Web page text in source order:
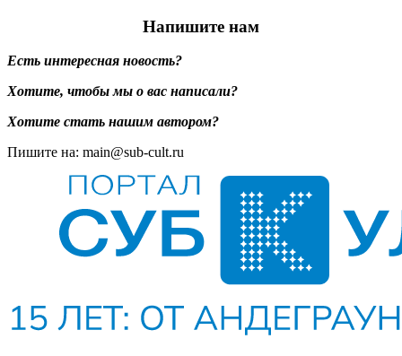
Напишите нам
Есть интересная новость?
Хотите, чтобы мы о вас написали?
Хотите стать нашим автором?
Пишите на: main@sub-cult.ru